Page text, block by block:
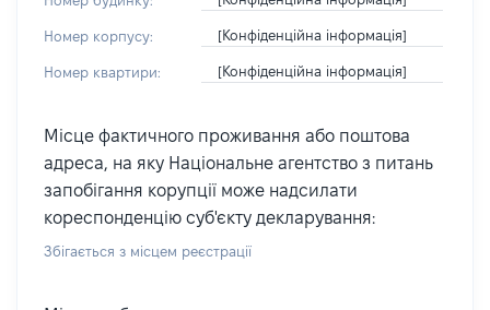
Номер корпусу: [Конфіденційна інформація]
Номер квартири: [Конфіденційна інформація]
Місце фактичного проживання або поштова
адреса, на яку Національне агентство з питань
запобігання корупції може надсилати
кореспонденцію суб'єкту декларування:
Збігається з місцем реєстрації